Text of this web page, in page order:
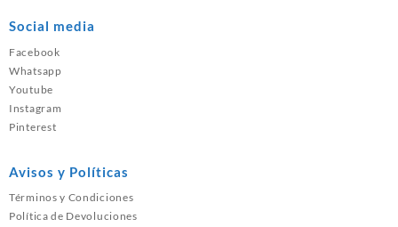
Social media
Facebook
Whatsapp
Youtube
Instagram
Pinterest
Avisos y Políticas
Términos y Condiciones
Política de Devoluciones